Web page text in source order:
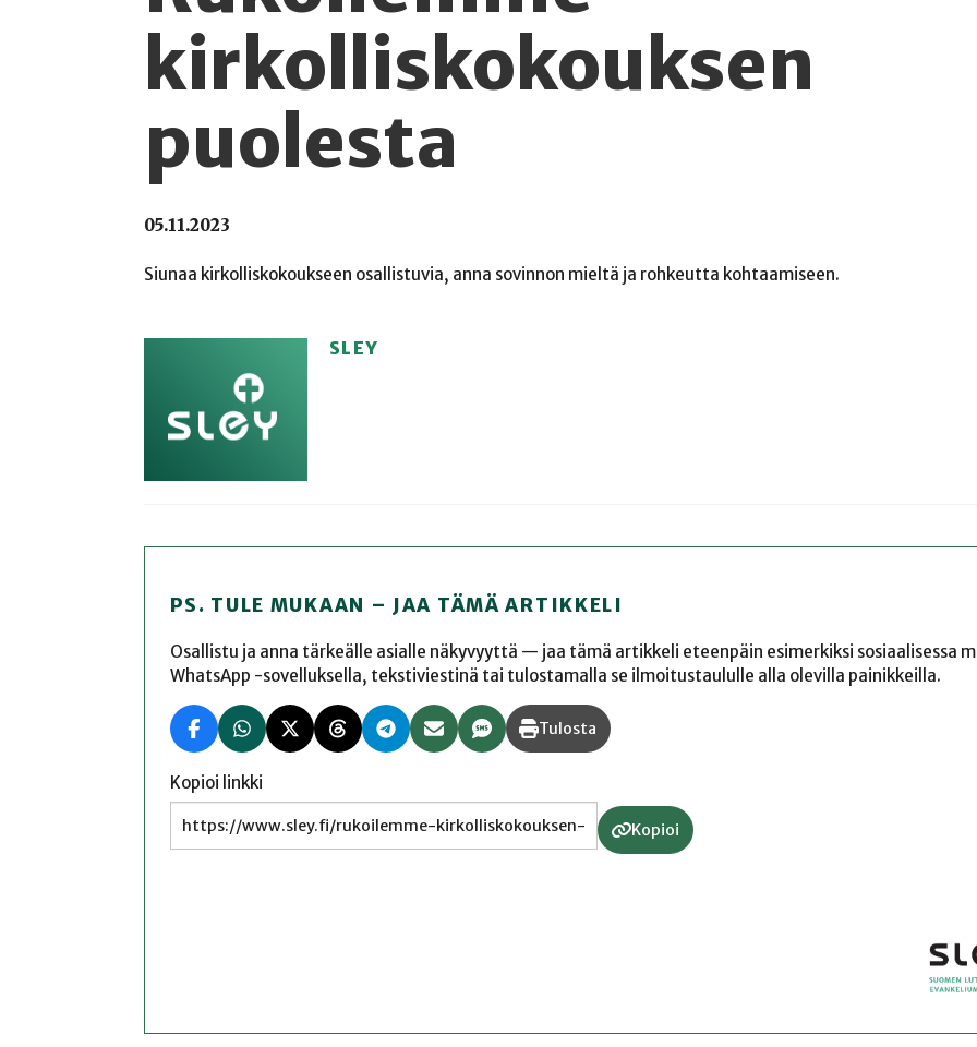
kirkolliskokouksen
puolesta
05.11.2023
Siunaa kirkolliskokoukseen osallistuvia, anna sovinnon mieltä ja rohkeutta kohtaamiseen.
SLEY
PS. TULE MUKAAN – JAA TÄMÄ ARTIKKELI
Osallistu ja anna tärkeälle asialle näkyvyyttä — jaa tämä artikkeli eteenpäin esimerkiksi sosiaalisessa
WhatsApp -sovelluksella, tekstiviestinä tai tulostamalla se ilmoitustaululle alla olevilla painikkeilla.
Tulosta
Kopioi linkki
Kopioi